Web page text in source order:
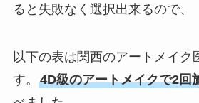
ると失敗なく選択出来るので、
以下の表は関西のアートメイク
す。 4D級のアートメイクで2回